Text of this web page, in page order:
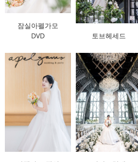
잠실아펠가모
DVD
토브헤세드